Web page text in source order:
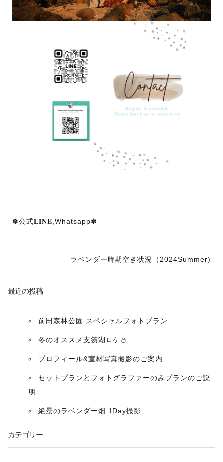
投
稿
ゲ
✽公式𝐋𝐈𝐍𝐄,Whatsapp✽
ラベンダー時期空き状況（2024Summer)
最近の投稿
前田森林公園 スペシャルフォトプラン
冬のオススメ支笏湖ロケ⛄️
プロフィール&宣材写真撮影のご案内
セットプランとフォトグラファーのみプランのご説
明
絶景のラベンダー畑 1Day撮影
カテゴリー